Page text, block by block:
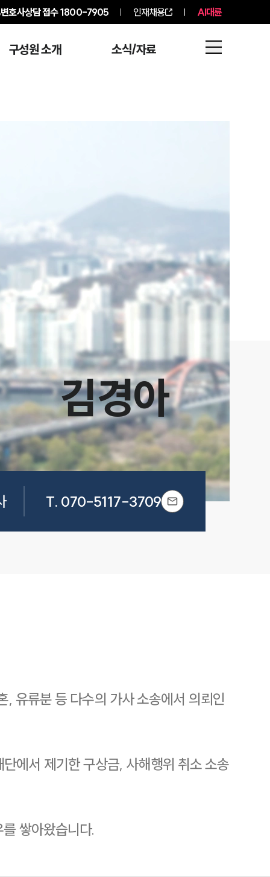
변호사상담 접수1800-7905 인재채용 AI대륜
구성원 소개 소식/자료
김경아
T. 070-5117-3709
유류분 등 다수의 가사 소송에서 의뢰인
에서 제기한 구상금, 사해행위 취소 소송
쌓아왔습니다.